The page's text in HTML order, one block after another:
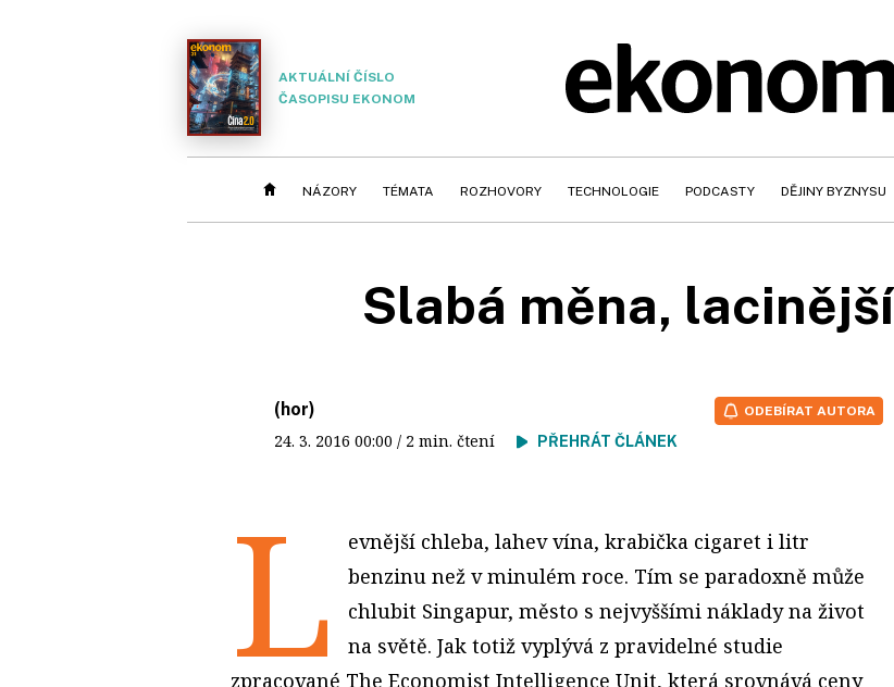
AKTUÁLNÍ ČÍSLO
ČASOPISU EKONOM
NÁZORY TÉMATA ROZHOVORY TECHNOLOGIE PODCASTY DĚJINY BYZNYSU
Slabá měna,
(hor)
24. 3. 2016 00:00 / 2 min. čtení PŘEHRÁT ČLÁNEK
ODEBÍRAT AUTORA
L
evnější chleba, lahev vína, krabička cigaret i litr
benzinu než v minulém roce. Tím se paradoxně může
chlubit Singapur, město s nejvyššími náklady na život
na světě. Jak totiž vyplývá z pravidelné studie
zpracované The Economist Intelligence Unit, která srovnává ceny